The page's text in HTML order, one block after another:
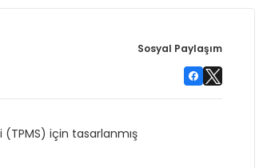
Sosyal Paylaşım
(TPMS) için tasarlanmış